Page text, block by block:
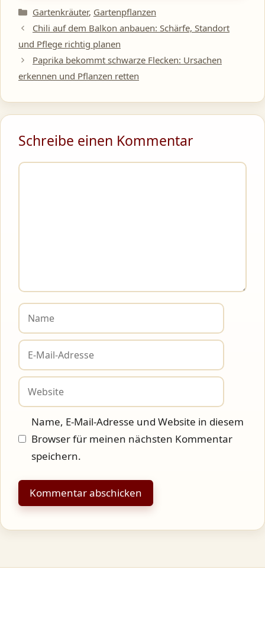
Kategorien
Gartenkräuter, Gartenpflanzen
Chili auf dem Balkon anbauen: Schärfe, Standort
und Pflege richtig planen
Paprika bekommt schwarze Flecken: Ursachen
erkennen und Pflanzen retten
Schreibe einen Kommentar
Kommentar
Name
E-
Mail-
Adresse
Website
Name, E-Mail-Adresse und Website in diesem
Browser für meinen nächsten Kommentar
speichern.